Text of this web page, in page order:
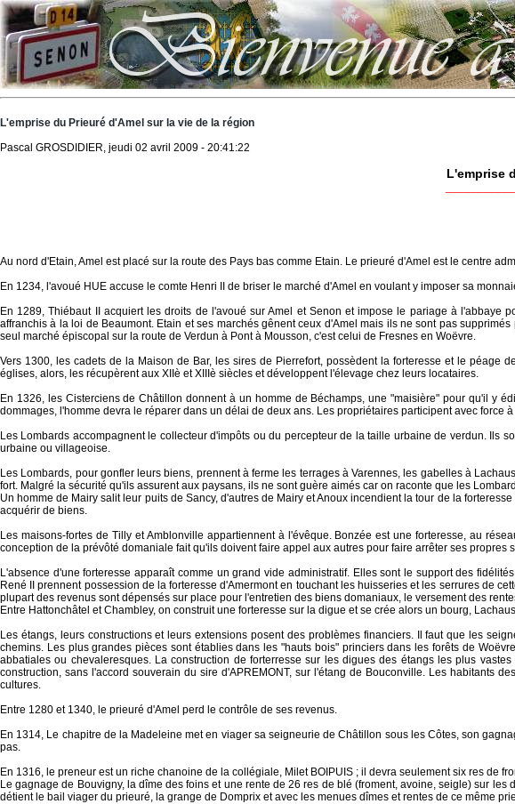
L'emprise du Prieuré d'Amel sur la vie de la région
Pascal GROSDIDIER, jeudi 02 avril 2009 - 20:41:22
L'emprise
Au nord d'Etain, Amel est placé sur la route des Pays bas comme Etain. Le prieuré d'Amel est le centre
En 1234, l'avoué HUE accuse le comte Henri II de briser le marché d'Amel en voulant y imposer sa
En 1289, Thiébaut II acquiert les droits de l'avoué sur Amel et Senon et impose le pariage à
affranchis à la loi de Beaumont. Etain et ses marchés gênent ceux d'Amel mais ils ne sont pas
seul marché épiscopal sur la route de Verdun à Pont à Mousson, c'est celui de Fresnes en Woëvre.
Vers 1300, les cadets de la Maison de Bar, les sires de Pierrefort, possèdent la forteresse et le
églises, alors, les récupèrent aux XIIè et XIIIè siècles et développent l'élevage chez leurs locataires.
En 1326, les Cisterciens de Châtillon donnent à un homme de Béchamps, une "maisière" pour qu'il y
dommages, l'homme devra le réparer dans un délai de deux ans. Les propriétaires participent avec
Les Lombards accompagnent le collecteur d'impôts ou du percepteur de la taille urbaine de verdun. Ils
urbaine ou villageoise.
Les Lombards, pour gonfler leurs biens, prennent à ferme les terrages à Varennes, les gabelles à
fort. Malgré la sécurité qu'ils assurent aux paysans, ils ne sont guère aimés car on raconte que les
Un homme de Mairy salit leur puits de Sancy, d'autres de Mairy et Anoux incendient la tour de la
acquérir de biens.
Les maisons-fortes de Tilly et Amblonville appartiennent à l'évêque. Bonzée est une forteresse, au
conception de la prévôté domaniale fait qu'ils doivent faire appel aux autres pour faire arrêter ses
L'absence d'une forteresse apparaît comme un grand vide administratif. Elles sont le support des
René II prennent possession de la forteresse d'Amermont en touchant les huisseries et les serrures de
plupart des revenus sont dépensés sur place pour l'entretien des biens domaniaux, le versement des
Entre Hattonchâtel et Chambley, on construit une forteresse sur la digue et se crée alors un bourg,
Les étangs, leurs constructions et leurs extensions posent des problèmes financiers. Il faut que les
chemins. Les plus grandes pièces sont établies dans les "hauts bois" princiers dans les forêts de
abbatiales ou chevaleresques. La construction de forterresse sur les digues des étangs les plus
construction, sans l'accord souverain du sire d'APREMONT, sur l'étang de Bouconville. Les habitants
cultures.
Entre 1280 et 1340, le prieuré d'Amel perd le contrôle de ses revenus.
En 1314, Le chapitre de la Madeleine met en viager sa seigneurie de Châtillon sous les Côtes, son
pas.
En 1316, le preneur est un riche chanoine de la collégiale, Milet BOIPUIS ; il devra seulement six res de
Le gagnage de Bouvigny, la dîme des foins et une rente de 26 res de blé (froment, avoine, seigle) sur
détient le bail viager du prieuré, la grange de Domprix et avec les menues dîmes et rentes de ce même